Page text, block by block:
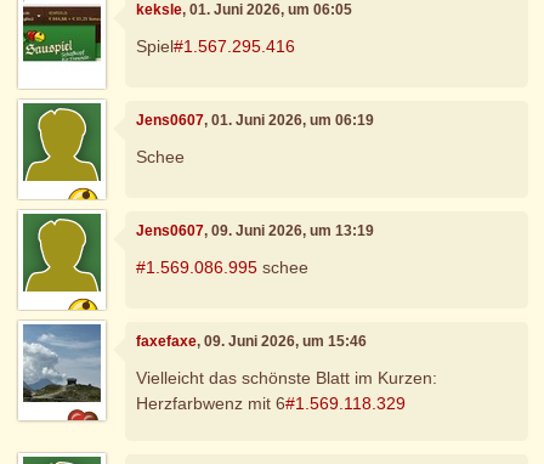
keksle, 01. Juni 2026, um 06:05
Spiel#1.567.295.416
Jens0607, 01. Juni 2026, um 06:19
Schee
Jens0607, 09. Juni 2026, um 13:19
#1.569.086.995 schee
faxefaxe, 09. Juni 2026, um 15:46
Vielleicht das schönste Blatt im Kurzen:
Herzfarbwenz mit 6#1.569.118.329